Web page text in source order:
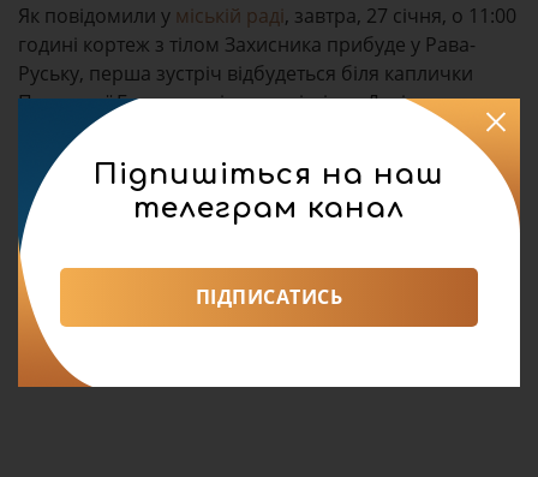
Як повідомили у міській раді , завтра, 27 січня, о 11:00
годині кортеж з тілом Захисника прибуде у Рава-
Руську, перша зустріч відбудеться біля каплички
Пресвятої Богородиці у центрі міста. Далі кортеж
вирушить в село Шабельня, де відбудеться Чин
Похорону в церкві Покрову Пресвятої Богородиці.
Опісля – поховання на місцевому кладовищі.
У полеглого Героя залишилися мати, дружина та
двоє доньок.
Підпишіться на наш
телеграм канал
ПІДПИСАТИСЬ